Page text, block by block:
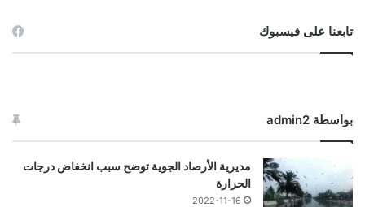
تابعنا على فيسبوك
بواسطة admin2
مديرية الأرصاد الجوية توضح سبب انخفاض درجات
الحرارة
2022-11-16